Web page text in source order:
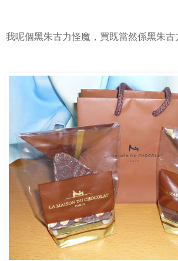
我呢個黑朱古力怪魔，買既當然係黑朱古